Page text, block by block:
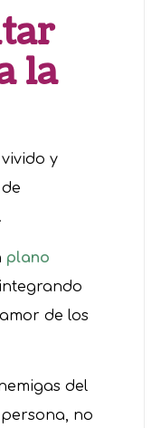
la
y
plano
de los
del
no